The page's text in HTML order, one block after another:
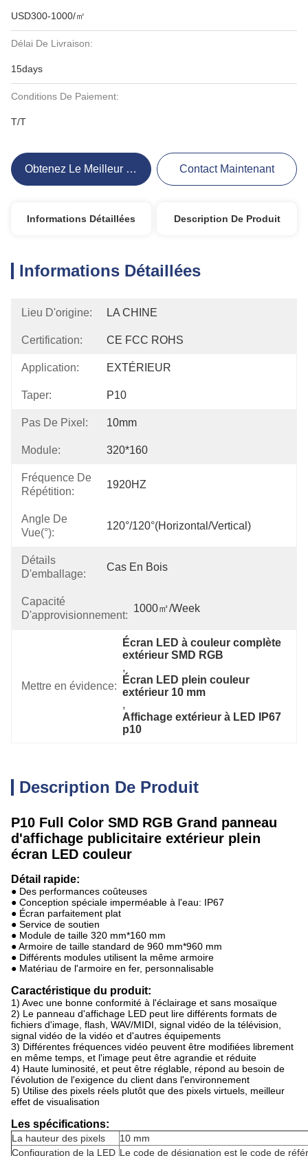
USD300-1000/㎡
Délai De Livraison:
15days
Conditions De Paiement:
T/T
Obtenez Le Meilleur Prix Contact Maintenant
Informations Détaillées Description De Produit
Informations Détaillées
Lieu D'origine: LA CHINE
Certification: CE FCC ROHS
Application: EXTÉRIEUR
Taper: P10
Pas De Pixel: 10mm
Module: 320*160
Fréquence De
Répétition:
1920HZ
Angle De
Vue(°):
120°/120°(Horizontal/Vertical)
Détails
D'emballage:
Cas En Bois
Capacité
D'approvisionnement:
1000㎡/week
Mettre en évidence:
Écran LED à couleur complète
extérieur SMD RGB
,
Écran LED plein couleur
extérieur 10 mm
,
Affichage extérieur à LED IP67
p10
Description De Produit
P10 Full Color SMD RGB Grand panneau
d'affichage publicitaire extérieur plein
écran LED couleur
Détail rapide:
● Des performances coûteuses
● Conception spéciale imperméable à l'eau: IP67
● Écran parfaitement plat
● Service de soutien
● Module de taille 320 mm*160 mm
● Armoire de taille standard de 960 mm*960 mm
● Différents modules utilisent la même armoire
● Matériau de l'armoire en fer, personnalisable
Caractéristique du produit:
1) Avec une bonne conformité à l'éclairage et sans mosaïque
2) Le panneau d'affichage LED peut lire différents formats de
fichiers d'image, flash, WAV/MIDI, signal vidéo de la télévision,
signal vidéo de la vidéo et d'autres équipements
3) Différentes fréquences vidéo peuvent être modifiées librement
en même temps, et l'image peut être agrandie et réduite
4) Haute luminosité, et peut être réglable, répond au besoin de
l'évolution de l'exigence du client dans l'environnement
5) Utilise des pixels réels plutôt que des pixels virtuels, meilleur
effet de visualisation
Les spécifications:
La hauteur des pixels
10 mm
Configuration de la LED Le code de désignation est le code de